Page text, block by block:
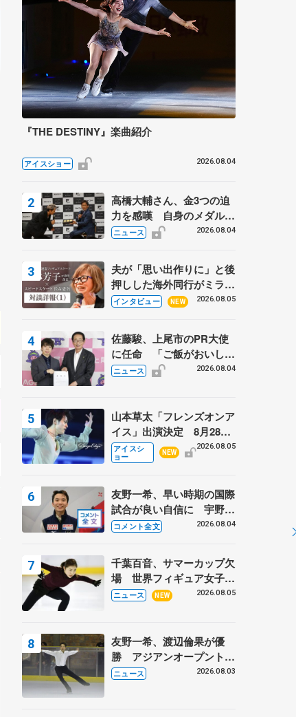
『THE DESTINY』楽曲紹介
アイスショー 2026.08.04
高橋大輔さん、金3つの迫
力を感嘆 自身のメダルは
「どちらに？」 〝リス兄
野村忠宏さんと対談
ニュース 2026.08.04
夫が「思い出作りに」と後
押しした海外同行がミラノ
まで… 繁華街のリンクで
に 小林芳子さんが振り返
るスケート人生
インタビュー NEW 2026.08.05
佐藤駿、上尾市のPR大使
に任命 「ご飯がおいし
く、住みやすいのが魅力」
ニュース 2026.08.04
山本草太「フレンズオンア
イス」出演決定 8月28日
（金）2公演のみ 荒川静
香さんプロデュース、20
アイスシ
ョー
NEW
2026.08.05
友野一希、早い時期の国際
試合が良い自信に 宇野昌
磨の現役復帰に思っている
トロフィーフリー】
コメント全文 2026.08.04
千葉百音、サマーカップ欠
場 世界フィギュア女子2
位
ニュース NEW 2026.08.05
友野一希、渡辺倫果が優
勝 アジアンオープントロ
フィー
ニュース 2026.08.03